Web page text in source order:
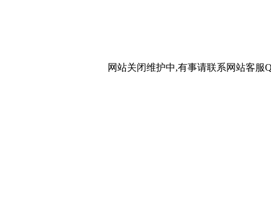
网站关闭维护中,有事请联系网站客服